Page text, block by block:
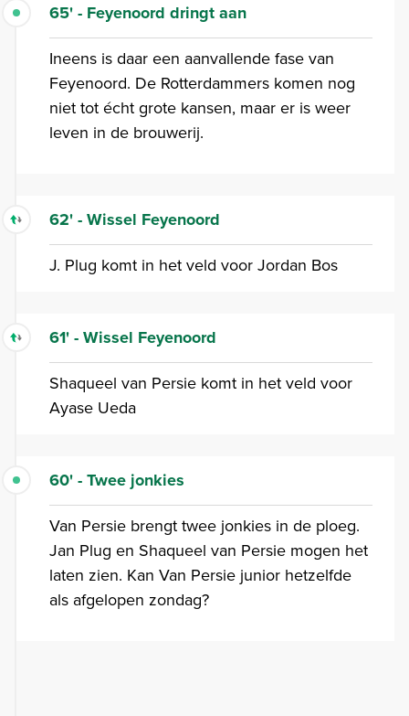
65' - Feyenoord dringt aan
Ineens is daar een aanvallende fase van
Feyenoord. De Rotterdammers komen nog
niet tot écht grote kansen, maar er is weer
leven in de brouwerij.
62' - Wissel Feyenoord
J. Plug komt in het veld voor Jordan Bos
61' - Wissel Feyenoord
Shaqueel van Persie komt in het veld voor
Ayase Ueda
60' - Twee jonkies
Van Persie brengt twee jonkies in de ploeg.
Jan Plug en Shaqueel van Persie mogen het
laten zien. Kan Van Persie junior hetzelfde
als afgelopen zondag?